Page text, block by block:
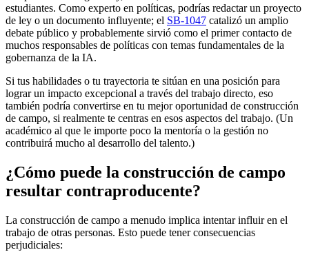
estudiantes. Como experto en políticas, podrías redactar un proyecto
de ley o un documento influyente; el SB-1047 catalizó un amplio
debate público y probablemente sirvió como el primer contacto de
muchos responsables de políticas con temas fundamentales de la
gobernanza de la IA.
Si tus habilidades o tu trayectoria te sitúan en una posición para
lograr un impacto excepcional a través del trabajo directo, eso
también podría convertirse en tu mejor oportunidad de construcción
de campo, si realmente te centras en esos aspectos del trabajo. (Un
académico al que le importe poco la mentoría o la gestión no
contribuirá mucho al desarrollo del talento.)
¿Cómo puede la construcción de campo
resultar contraproducente?
La construcción de campo a menudo implica intentar influir en el
trabajo de otras personas. Esto puede tener consecuencias
perjudiciales: